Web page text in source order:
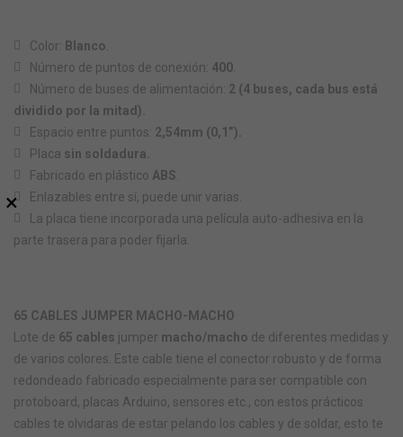
Color: Blanco
Número de puntos de conexión: 400
Número de buses de alimentación: 2 (4 buses, cada bus está
dividido por la mitad).
Espacio entre puntos: 2,54mm (0,1”).
Placa sin soldadura.
Fabricado en plástico ABS
Enlazables entre sí, puede unir varias.
La placa tiene incorporada una película auto-adhesiva en la
parte trasera para poder fijarla.
65 CABLES JUMPER MACHO-MACHO
Lote de 65 cables jumper macho/macho de diferentes medidas y
de varios colores. Este cable tiene el conector robusto y de forma
redondeado fabricado especialmente para ser compatible con
protoboard, placas Arduino, sensores etc., con estos prácticos
cables te olvidaras de estar pelando los cables y de soldar, esto te
×